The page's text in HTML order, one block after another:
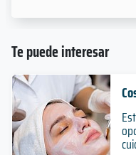
Te puede interesar